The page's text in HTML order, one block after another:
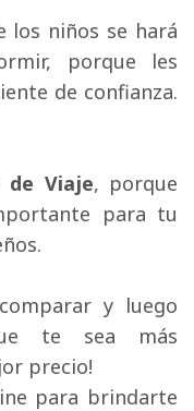
los niños se hará
porque les
de confianza.
de Viaje, porque
para tu
y luego
te sea más
precio!
para brindarte